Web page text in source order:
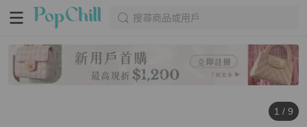
搜尋商品或用戶
1 / 9